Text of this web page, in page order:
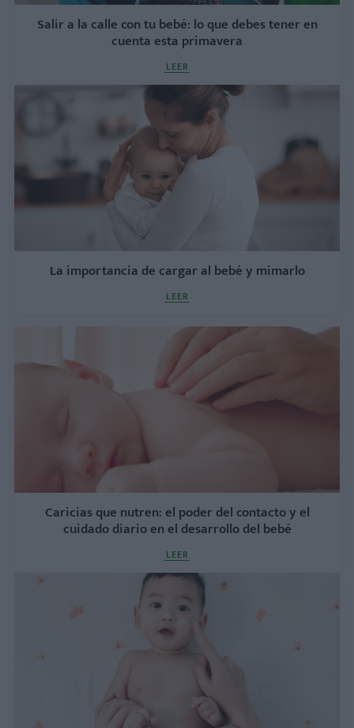
Salir a la calle con tu bebé: lo que debes tener en
cuenta esta primavera
LEER
La importancia de cargar al bebé y mimarlo
LEER
Caricias que nutren: el poder del contacto y el
cuidado diario en el desarrollo del bebé
LEER